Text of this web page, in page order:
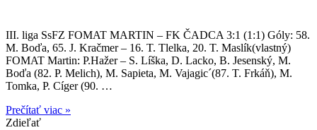
III. liga SsFZ FOMAT MARTIN – FK ČADCA 3:1 (1:1) Góly: 58.
M. Boďa, 65. J. Kračmer – 16. T. Tlelka, 20. T. Maslík(vlastný)
FOMAT Martin: P.Hažer – S. Líška, D. Lacko, B. Jesenský, M.
Boďa (82. P. Melich), M. Sapieta, M. Vajagic´(87. T. Frkáň), M.
Tomka, P. Cíger (90. …
Prečítať viac »
Zdieľať